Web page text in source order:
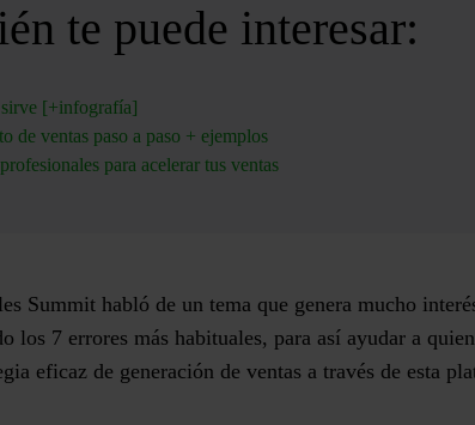
te puede interesar:
[+infografía]
de ventas paso a paso + ejemplos
para acelerar tus ventas
Summit habló de un tema que genera mucho
7 errores más habituales, para así ayudar a
eficaz de generación de ventas a través de esta